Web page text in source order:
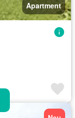
Apartment